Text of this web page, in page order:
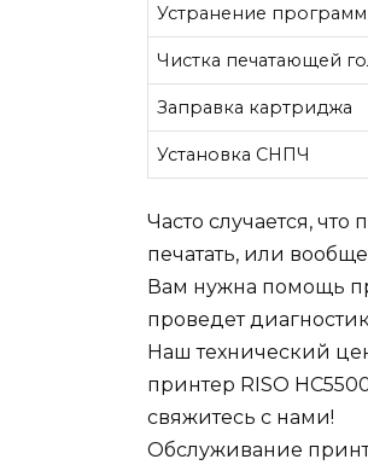
Устранение
Чистка печатающей
Заправка картриджа
Установка СНПЧ
Часто случается,
печатать, или
Вам нужна помощь
проведет
Наш технический
принтер RISO
свяжитесь с нами!
Обслуживание